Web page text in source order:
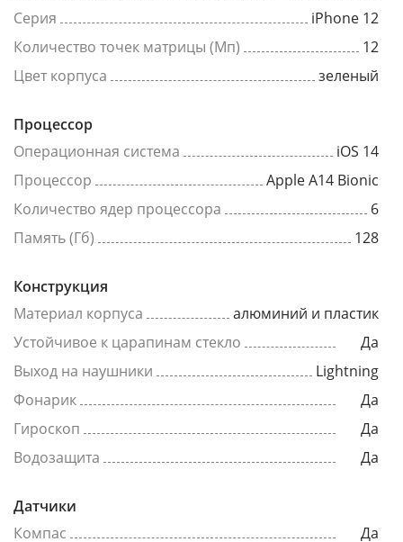
Серия
iPhone 12
Количество точек матрицы (Мп)
12
Цвет корпуса
зеленый
Процессор
Операционная система
iOS 14
Процессор
Apple A14 Bionic
Количество ядер процессора
6
Память (Гб)
128
Конструкция
Материал корпуса
алюминий и пластик
Устойчивое к царапинам стекло
Да
Выход на наушники
Lightning
Фонарик
Да
Гироскоп
Да
Водозащита
Да
Датчики
Компас
Да